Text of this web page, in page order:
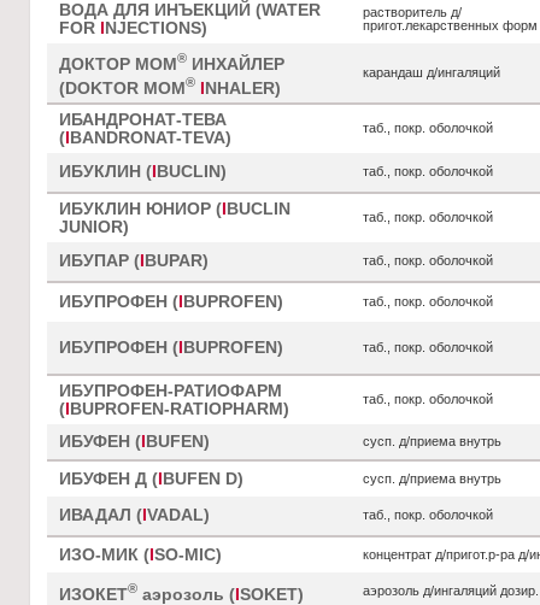
ВОДА ДЛЯ ИНЪЕКЦИЙ (WATER
FOR
NJECTIONS)
растворитель д/
пригот.лекарственных форм
ДОКТОР МОМ® ИНХАЙЛЕР
(DOKTOR MOM® INHALER)
карандаш д/ингаляций
ИБАНДРОНАТ-ТЕВА
( BANDRONAT-TEVA)
таб., покр. оболочкой
ИБУКЛИН ( BUCLIN) таб., покр. оболочкой
ИБУКЛИН ЮНИОР ( BUCLIN
JUNIOR)
таб., покр. оболочкой
ИБУПАР ( BUPAR) таб., покр. оболочкой
ИБУПРОФЕН ( BUPROFEN) таб., покр. оболочкой
ИБУПРОФЕН ( BUPROFEN) таб., покр. оболочкой
ИБУПРОФЕН-РАТИОФАРМ
( BUPROFEN-RATIOPHARM)
таб., покр. оболочкой
ИБУФЕН ( BUFEN) сусп. д/приема внутрь
ИБУФЕН Д ( BUFEN D) сусп. д/приема внутрь
ИВАДАЛ ( VADAL) таб., покр. оболочкой
ИЗО-МИК ( SO-MIC) концентрат д/пригот.р-ра д/
ИЗОКЕТ® аэрозоль (ISOKET) аэрозоль д/ингаляций дозир.